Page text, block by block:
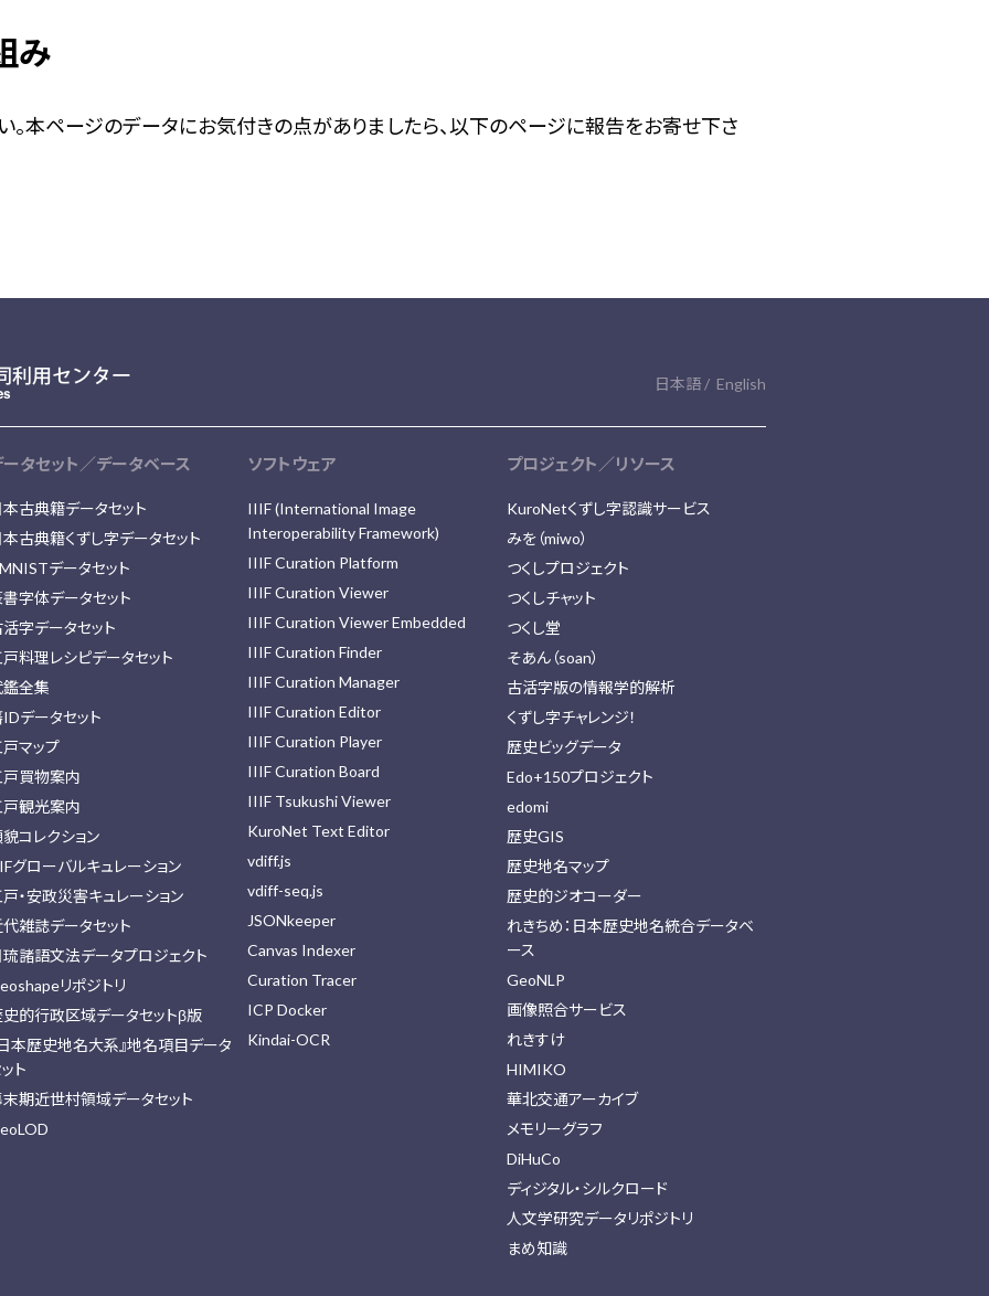
み
本ページのデータにお気付きの点がありましたら、以下のページに報告をお寄せ下さ
日本語 English
ータセット／データベース
古典籍データセット
古典籍くずし字データセット
データセット
字体データセット
字データセット
料理レシピデータセット
鑑全集
データセット
マップ
戸買物案内
戸観光案内
コレクション
グローバルキュレーション
・安政災害キュレーション
雑誌データセット
諸語文法データプロジェクト
リポジトリ
的行政区域データセットβ版
本歴史地名大系』地名項目データ
ト
期近世村領域データセット
ソフトウェア
IIIF (International Image
Interoperability Framework)
IIIF Curation Platform
IIIF Curation Viewer
IIIF Curation Viewer Embedded
IIIF Curation Finder
IIIF Curation Manager
IIIF Curation Editor
IIIF Curation Player
IIIF Curation Board
IIIF Tsukushi Viewer
KuroNet Text Editor
vdiff.js
vdiff-seq.js
JSONkeeper
Canvas Indexer
Curation Tracer
ICP Docker
Kindai-OCR
プロジェクト／リソース
KuroNetくずし字認識サービス
みを（miwo）
つくしプロジェクト
つくしチャット
つくし堂
そあん（soan）
古活字版の情報学的解析
くずし字チャレンジ！
歴史ビッグデータ
Edo+150プロジェクト
edomi
歴史GIS
歴史地名マップ
歴史的ジオコーダー
れきちめ：日本歴史地名統合データベ
ース
GeoNLP
画像照合サービス
れきすけ
HIMIKO
華北交通アーカイブ
メモリーグラフ
DiHuCo
ディジタル・シルクロード
人文学研究データリポジトリ
まめ知識